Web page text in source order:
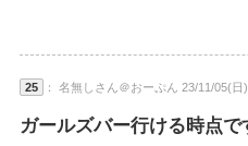
25 ： 名無しさん＠おーぷん 23/11/05(
ガールズバー行ける時点で